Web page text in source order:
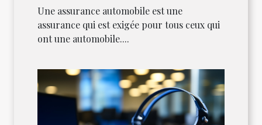
Une assurance automobile est une
assurance qui est exigée pour tous ceux qui
ont une automobile....